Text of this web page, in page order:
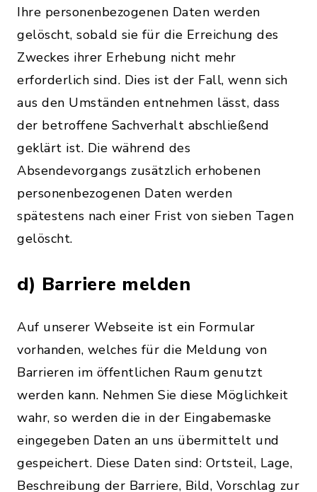
Ihre personenbezogenen Daten werden
gelöscht, sobald sie für die Erreichung des
Zweckes ihrer Erhebung nicht mehr
erforderlich sind. Dies ist der Fall, wenn sich
aus den Umständen entnehmen lässt, dass
der betroffene Sachverhalt abschließend
geklärt ist. Die während des
Absendevorgangs zusätzlich erhobenen
personenbezogenen Daten werden
spätestens nach einer Frist von sieben Tagen
gelöscht.
d) Barriere melden
Auf unserer Webseite ist ein Formular
vorhanden, welches für die Meldung von
Barrieren im öffentlichen Raum genutzt
werden kann. Nehmen Sie diese Möglichkeit
wahr, so werden die in der Eingabemaske
eingegeben Daten an uns übermittelt und
gespeichert. Diese Daten sind: Ortsteil, Lage,
Beschreibung der Barriere, Bild, Vorschlag zur